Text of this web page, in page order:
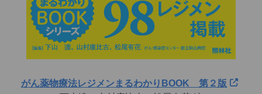
がん薬物療法レジメンまるわかりBOOK 第２版